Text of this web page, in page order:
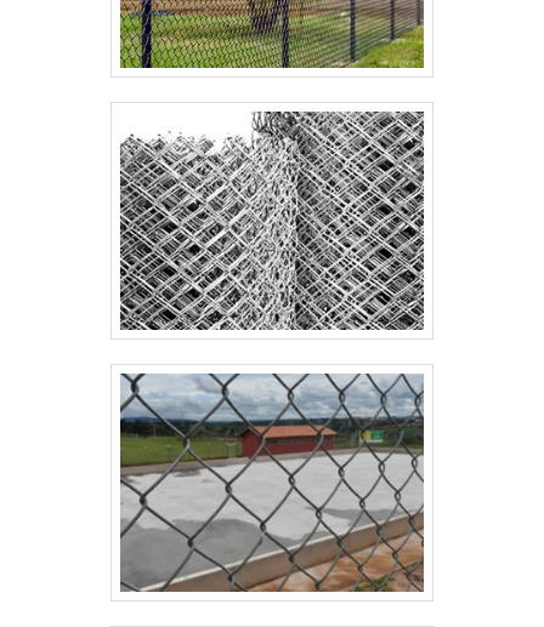
nossos consultores e solicite um orçamento!.